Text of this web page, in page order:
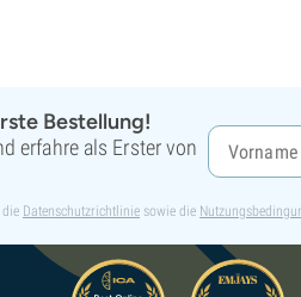
Bestellung!
erfahre als Erster von
die Datenschutzrichtlinie sowie die